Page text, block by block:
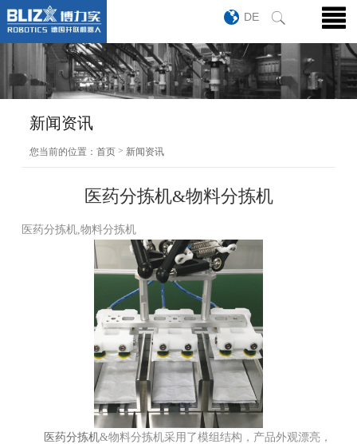
DE
新闻资讯
您当前的位置：首页 > 新闻资讯
医药分拣机&物料分拣机
医药分拣机,物料分拣机
医药分拣机&物料分拣机采用了模组结构，产品外观漂亮，